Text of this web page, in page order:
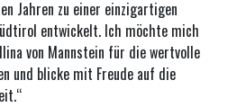
Jahren zu einer einzigartigen
entwickelt. Ich möchte mich
von Mannstein für die wertvolle
und blicke mit Freude auf die